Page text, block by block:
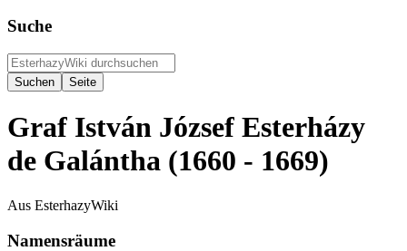
Suche
Graf István József Esterházy
de Galántha (1660 - 1669)
Aus EsterhazyWiki
Namensräume